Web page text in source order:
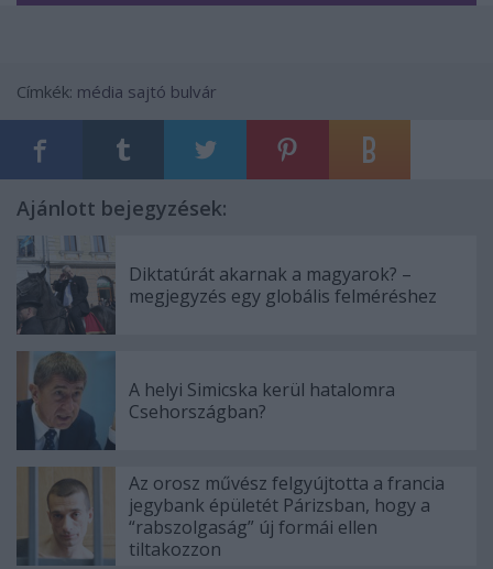
Címkék: média sajtó bulvár
Ajánlott bejegyzések:
Diktatúrát akarnak a magyarok? –
megjegyzés egy globális felméréshez
A helyi Simicska kerül hatalomra
Csehországban?
Az orosz művész felgyújtotta a francia
jegybank épületét Párizsban, hogy a
“rabszolgaság” új formái ellen
tiltakozzon